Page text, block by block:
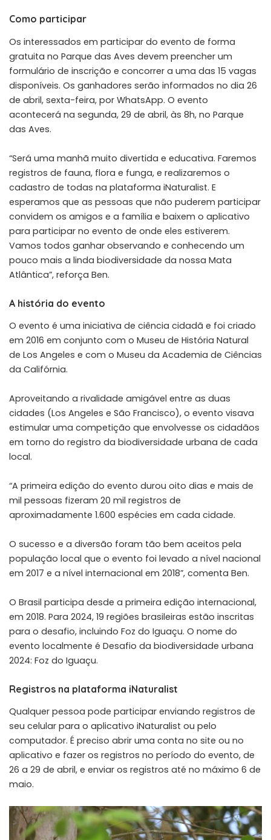
Como participar
Os interessados em participar do evento de forma
gratuita no Parque das Aves devem preencher um
formulário de inscrição e concorrer a uma das 15 vagas
disponíveis. Os ganhadores serão informados no dia 26
de abril, sexta-feira, por WhatsApp. O evento
acontecerá na segunda, 29 de abril, às 8h, no Parque
das Aves.
“Será uma manhã muito divertida e educativa. Faremos
registros de fauna, flora e funga, e realizaremos o
cadastro de todas na plataforma iNaturalist. E
esperamos que as pessoas que não puderem participar
convidem os amigos e a família e baixem o aplicativo
para participar no evento de onde eles estiverem.
Vamos todos ganhar observando e conhecendo um
pouco mais a linda biodiversidade da nossa Mata
Atlântica”, reforça Ben.
A história do evento
O evento é uma iniciativa de ciência cidadã e foi criado
em 2016 em conjunto com o Museu de História Natural
de Los Angeles e com o Museu da Academia de Ciências
da Califórnia.
Aproveitando a rivalidade amigável entre as duas
cidades (Los Angeles e São Francisco), o evento visava
estimular uma competição que envolvesse os cidadãos
em torno do registro da biodiversidade urbana de cada
local.
“A primeira edição do evento durou oito dias e mais de
mil pessoas fizeram 20 mil registros de
aproximadamente 1.600 espécies em cada cidade.
O sucesso e a diversão foram tão bem aceitos pela
população local que o evento foi levado a nível nacional
em 2017 e a nível internacional em 2018”, comenta Ben.
O Brasil participa desde a primeira edição internacional,
em 2018. Para 2024, 19 regiões brasileiras estão inscritas
para o desafio, incluindo Foz do Iguaçu. O nome do
evento localmente é Desafio da biodiversidade urbana
2024: Foz do Iguaçu.
Registros na plataforma iNaturalist
Qualquer pessoa pode participar enviando registros de
seu celular para o aplicativo iNaturalist ou pelo
computador. É preciso abrir uma conta no site ou no
aplicativo e fazer os registros no período do evento, de
26 a 29 de abril, e enviar os registros até no máximo 6 de
maio.